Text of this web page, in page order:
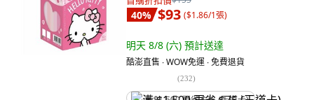
40% $93 ($1.86/1張)
明天 8/8 (六) 預計送達
酷澎直售 ∙ WOW免運 ∙ 免費退貨
(232)